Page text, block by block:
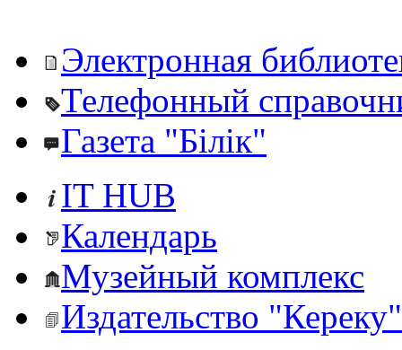
Электронная
Телефонный
Газета "Білік"
IT HUB
Календарь
Музейный комплекс
Издательство "Кереку"